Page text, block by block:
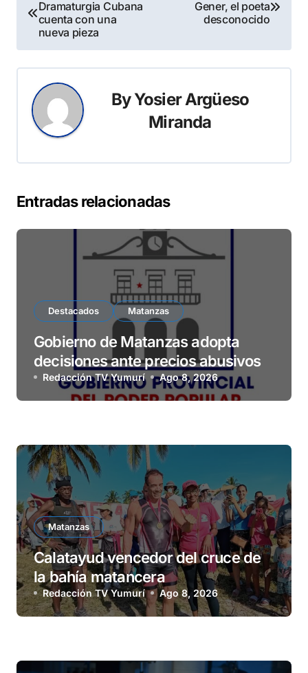
de
entradas
Dramaturgia Cubana
cuenta con una
nueva pieza
Gener, el poeta
desconocido
ByYosier Argüeso
Miranda
Entradas relacionadas
Destacados Matanzas
Gobierno de Matanzas adopta
decisiones ante precios abusivos
Redacción TV Yumurí Ago 8, 2026
Matanzas
Calatayud vencedor del cruce de
la bahía matancera
Redacción TV Yumurí Ago 8, 2026